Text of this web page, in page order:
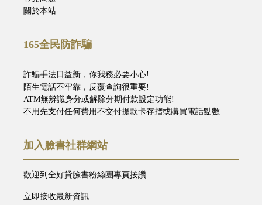
關於本站
165全民防詐騙
詐騙手法日益新，你我務必要小心!
陌生電話不牢靠，反覆查詢很重要!
ATM無辨識身分或解除分期付款設定功能!
不用先支付任何費用不交付提款卡存摺或購買電話點數
加入臉書社群網站
歡迎到全好貸臉書粉絲團專頁按讚
立即接收最新資訊